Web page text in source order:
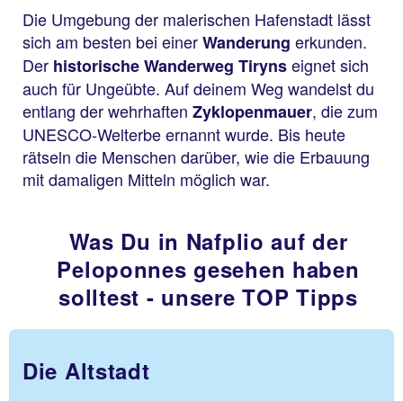
Die Umgebung der malerischen Hafenstadt lässt
sich am besten bei einerWanderung erkunden.
Der historische Wanderweg Tirynseignet sich
auch für Ungeübte. Auf deinem Weg wandelst du
entlang der wehrhaften Zyklopenmauer, die zum
UNESCO-Welterbe ernannt wurde. Bis heute
rätseln die Menschen darüber, wie die Erbauung
mit damaligen Mitteln möglich war.
Was Du in Nafplio auf der
Peloponnes gesehen haben
solltest - unsere TOP Tipps
Die Altstadt